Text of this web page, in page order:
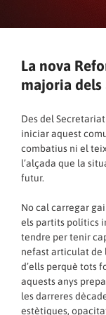
La nova
majoria dels
Des del
iniciar aquest
combatius ni el
l’alçada que la
futur.
No cal carregar
els partits polítics
tendre per tenir
nefast articulat de
d’ells perquè tots
aquests anys
les darreres
estètiques,